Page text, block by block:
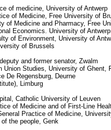
of medicine, University of Antwerp
of Medicine, Free University of
of Medicine and Pharmacy, Free
Economics. University of
of Environment, University of
of Brussels
and former senator, Zwalm
Union Studies, University of Ghent,
De Regensburg, Deurne
Limburg
Catholic University of Leuven
of Medicine and of First-Line
Practice of Medicine,
the people, Genk